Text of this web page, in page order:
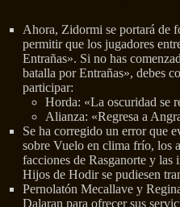
Ahora, Zidormi se portará de
permitir que los jugadores
Entrañas». Si no has
batalla por Entrañas», debes
participar:
Horda: «La oscuridad se
Alianza: «Regresa a
Se ha corregido un error que
sobre Vuelo en clima frío, los
facciones de Rasganorte y las
Hijos de Hodir se pudiesen
Pernolatón Mecallave y
Dalaran para ofrecer sus